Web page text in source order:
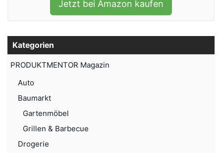
Jetzt bei Amazon kaufen
Kategorien
PRODUKTMENTOR Magazin
Auto
Baumarkt
Gartenmöbel
Grillen & Barbecue
Drogerie